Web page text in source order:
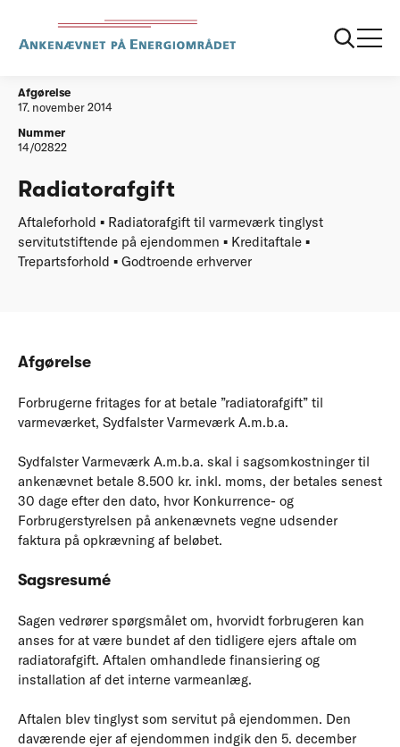
Afgørelser 20141117 Radiatorafgift
Afgørelse
17. november 2014
Nummer
14/02822
Radiatorafgift
Aftaleforhold ▪ Radiatorafgift til varmeværk tinglyst
servitutstiftende på ejendommen ▪ Kreditaftale ▪
Trepartsforhold ▪ Godtroende erhverver
Afgørelse
Forbrugerne fritages for at betale ”radiatorafgift” til
varmeværket, Sydfalster Varmeværk A.m.b.a.
Sydfalster Varmeværk A.m.b.a. skal i sagsomkostninger til
ankenævnet betale 8.500 kr. inkl. moms, der betales senest
30 dage efter den dato, hvor Konkurrence- og
Forbrugerstyrelsen på ankenævnets vegne udsender
faktura på opkrævning af beløbet.
Sagsresumé
Sagen vedrører spørgsmålet om, hvorvidt forbrugeren kan
anses for at være bundet af den tidligere ejers aftale om
radiatorafgift. Aftalen omhandlede finansiering og
installation af det interne varmeanlæg.
Aftalen blev tinglyst som servitut på ejendommen. Den
daværende ejer af ejendommen indgik den 5. december